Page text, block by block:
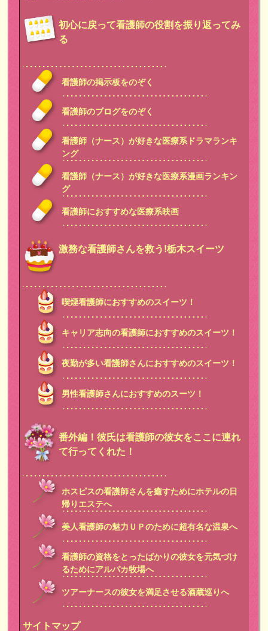
初心に戻って看護師の役割を振り返ってみ
る
看護師の掲示板をのぞく
看護師のブログをのぞく
看護師（ナース）が好きな医療系ドラマランキ
ング
看護師（ナース）が好きな医療系漫画ランキン
グ
看護師におすすめな医療系映画
激務な看護師さんを救う!栃木スイーツ
喫煙看護師におすすめのスイーツ！
キャリア志向の看護師におすすめのスイーツ！
夜勤が多い看護師さんにおすすめのスイーツ！
男性看護師さんにおすすめのスーツ！
番外編！彼氏は看護師の彼女をここに連れ
て行ってくれた！
ホスピスの看護師さんを癒すためにホテルの日
帰りエステへ
美人看護師の魅力ＵＰのために超有名な温泉へ
看護師の資格をとったばかりの彼女を元気づけ
るためにアルパカ牧場へ
ツアーナースの彼女を満足させる酒蔵巡りへ
サイトマップ